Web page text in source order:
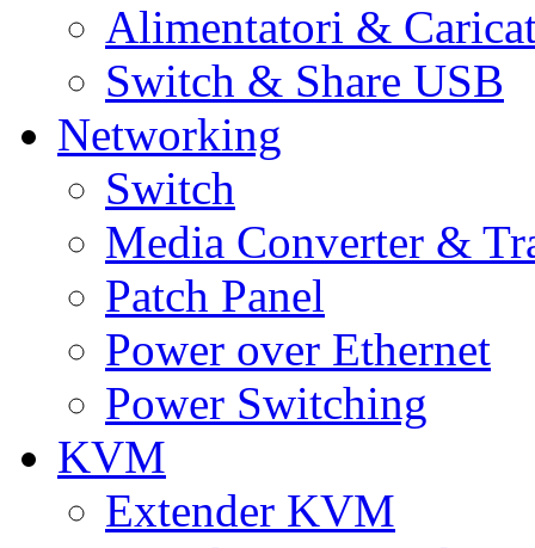
Alimentatori &
Switch & Share USB
Networking
Switch
Media Converter &
Patch Panel
Power over Ethernet
Power Switching
KVM
Extender KVM